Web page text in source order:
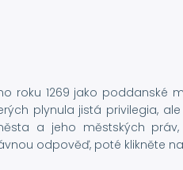
roku 1269 jako poddanské
plynula jistá privilegia,
a jeho městských
odpověď, poté klikněte